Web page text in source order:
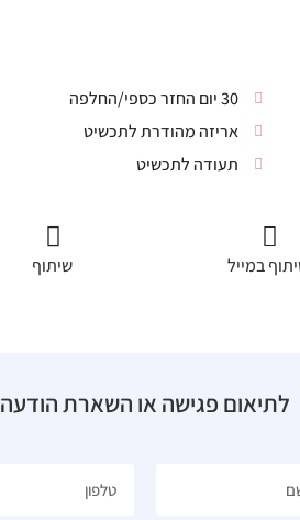
30 יום החזר כספי/החלפה
אריזה מהודרת לתכשיט
תעודה לתכשיט
במייל שיתוף
לתיאום פגישה או השארת הודעה